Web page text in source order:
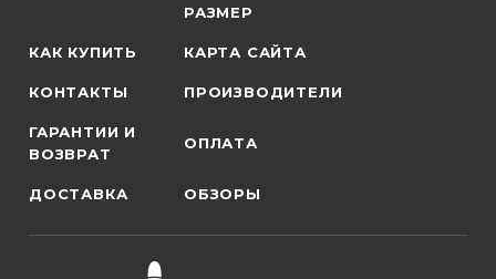
РАЗМЕР
КАК КУПИТЬ КАРТА САЙТА
КОНТАКТЫ ПРОИЗВОДИТЕЛИ
ГАРАНТИИ И
ВОЗВРАТ
ОПЛАТА
ДОСТАВКА ОБЗОРЫ